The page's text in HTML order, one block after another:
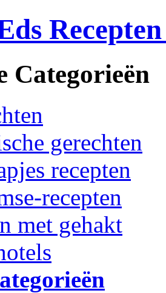
Categorieën
gerechten
recepten
recepten
met gehakt